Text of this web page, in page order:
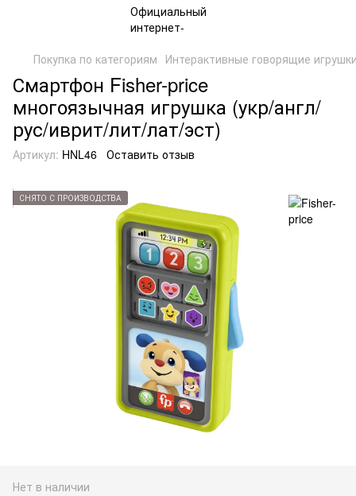
Покупка по категориям Интерактивные говорящие
Смартфон Fisher-price
многоязычная игрушка (укр/англ/
рус/иврит/лит/лат/эст)
Артикул: HNL46 Оставить отзыв
СНЯТО С ПРОИЗВОДСТВА
Нет в наличии